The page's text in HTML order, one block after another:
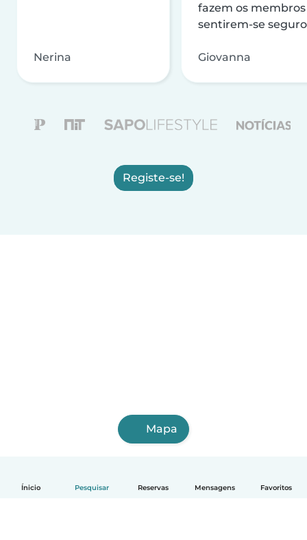
Ínicio Pesquisar Reservas Mensagens Favoritos
Nerina
fazem os membros
sentirem-se
Giovanna
Registe-se!
Mapa